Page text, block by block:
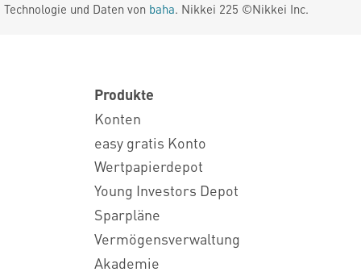
und Daten von baha. Nikkei 225 ©Nikkei Inc.
Produkte
Konten
easy gratis Konto
Wertpapierdepot
Young Investors Depot
Sparpläne
Vermögensverwaltung
Akademie